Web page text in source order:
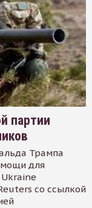
партии
Трампа
для
со ссылкой